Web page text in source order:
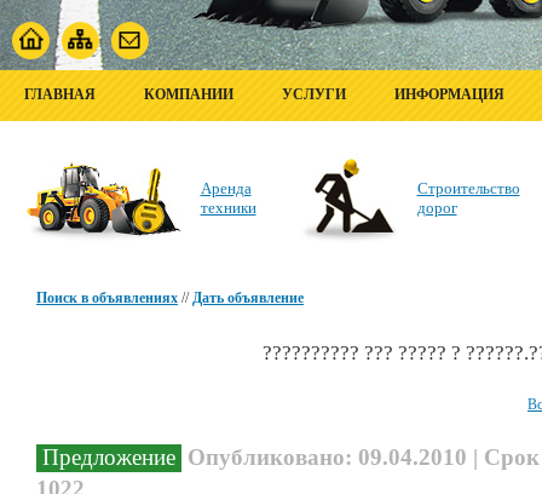
ГЛАВНАЯ КОМПАНИИ УСЛУГИ ИНФОРМАЦИЯ
Аренда
техники
Строительство
дорог
Поиск в объявлениях //Дать объявление
?????????? ??? ????? ?
Предложение Опубликовано: 09.04.2010 |
1022